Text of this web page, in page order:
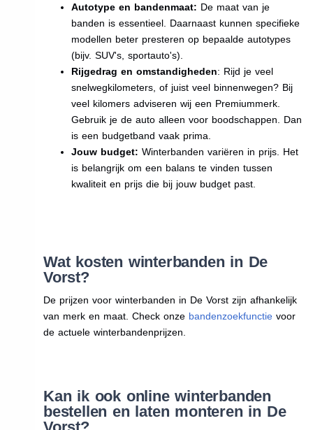
Autotype en bandenmaat: De maat van je
banden is essentieel. Daarnaast kunnen specifieke
modellen beter presteren op bepaalde autotypes
(bijv. SUV's, sportauto's).
Rijgedrag en omstandigheden: Rijd je veel
snelwegkilometers, of juist veel binnenwegen? Bij
veel kilomers adviseren wij een Premiummerk.
Gebruik je de auto alleen voor boodschappen. Dan
is een budgetband vaak prima.
Jouw budget: Winterbanden variëren in prijs. Het
is belangrijk om een balans te vinden tussen
kwaliteit en prijs die bij jouw budget past.
Wat kosten winterbanden in De
Vorst?
De prijzen voor winterbanden in De Vorst zijn afhankelijk
van merk en maat. Check onze bandenzoekfunctievoor
de actuele winterbandenprijzen.
Kan ik ook online winterbanden
bestellen en laten monteren in De